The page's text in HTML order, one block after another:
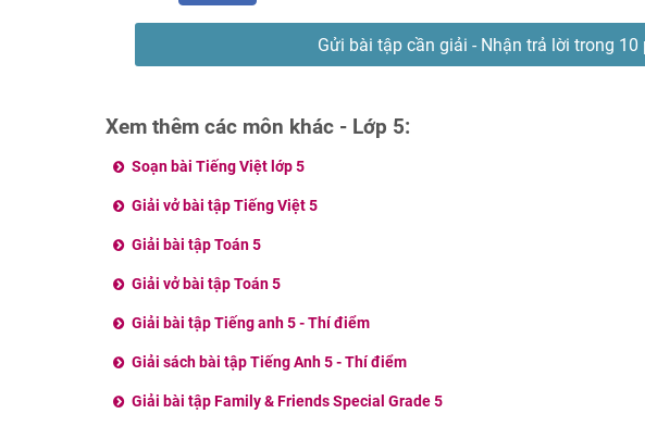
Gửi bài tập cần giải - Nhận trả lời trong 10
Xem thêm các môn khác - Lớp 5:
Soạn bài Tiếng Việt lớp 5
Giải vở bài tập Tiếng Việt 5
Giải bài tập Toán 5
Giải vở bài tập Toán 5
Giải bài tập Tiếng anh 5 - Thí điểm
Giải sách bài tập Tiếng Anh 5 - Thí điểm
Giải bài tập Family & Friends Special Grade 5